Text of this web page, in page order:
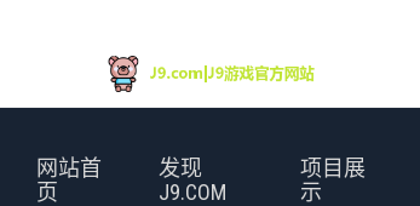
网站首
页
发现
J9.COM
项目展
示